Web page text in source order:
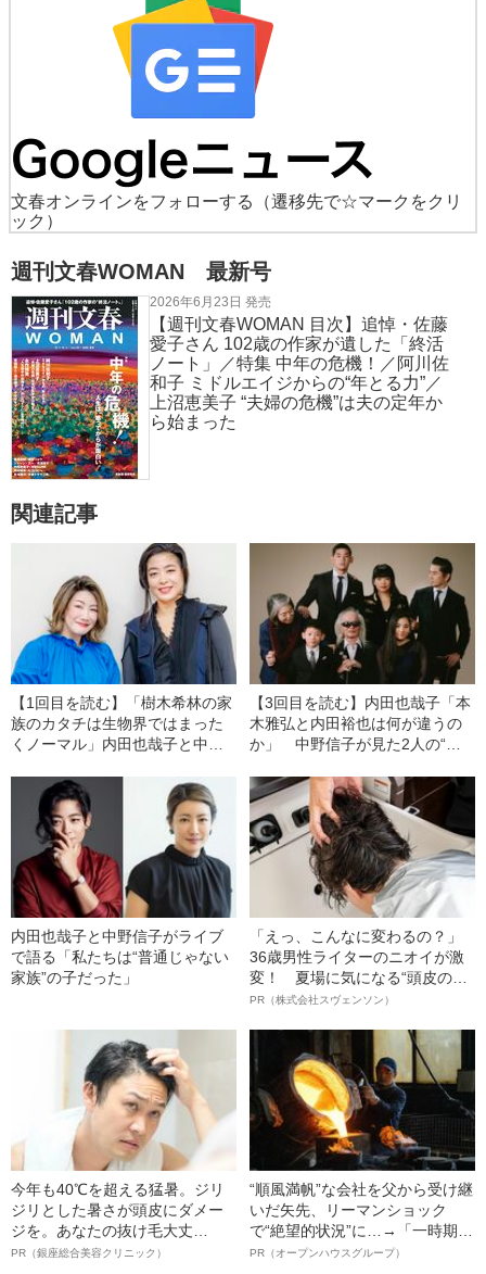
文春オンラインをフォローする
（遷移先で☆マークをクリ
ック）
週刊文春WOMAN 最新号
2026年6月23日 発売
【週刊文春WOMAN 目次】追悼・佐藤
愛子さん 102歳の作家が遺した「終活
ノート」／特集 中年の危機！／阿川佐
和子 ミドルエイジからの“年とる力”／
上沼恵美子 “夫婦の危機”は夫の定年か
ら始まった
関連記事
【1回目を読む】「樹木希林の家
族のカタチは生物界ではまった
くノーマル」内田也哉子と中野
【3回目を読む】内田也哉子「本
木雅弘と内田裕也は何が違うの
か」 中野信子が見た2人の“不
内田也哉子と中野信子がライブ
で語る「私たちは“普通じゃない
家族”の子だった」
「えっ、こんなに変わるの？」
36歳男性ライターのニオイが激
変！ 夏場に気になる“頭皮のニ
オイ”や“ベタつき”を解消す
ト”が生み出した徹底ケアとは
PR（株式会社スヴェンソン）
今年も40℃を超える猛暑。ジリ
ジリとした暑さが頭皮にダメー
ジを。あなたの抜け毛大丈
夫！？
PR（銀座総合美容クリニック）
“順風満帆”な会社を父から受け継
いだ矢先、リーマンショック
で“絶望的状況”に…→「一時期は
納品3年待ち」のヒット商品を生
PR（オープンハウスグループ）